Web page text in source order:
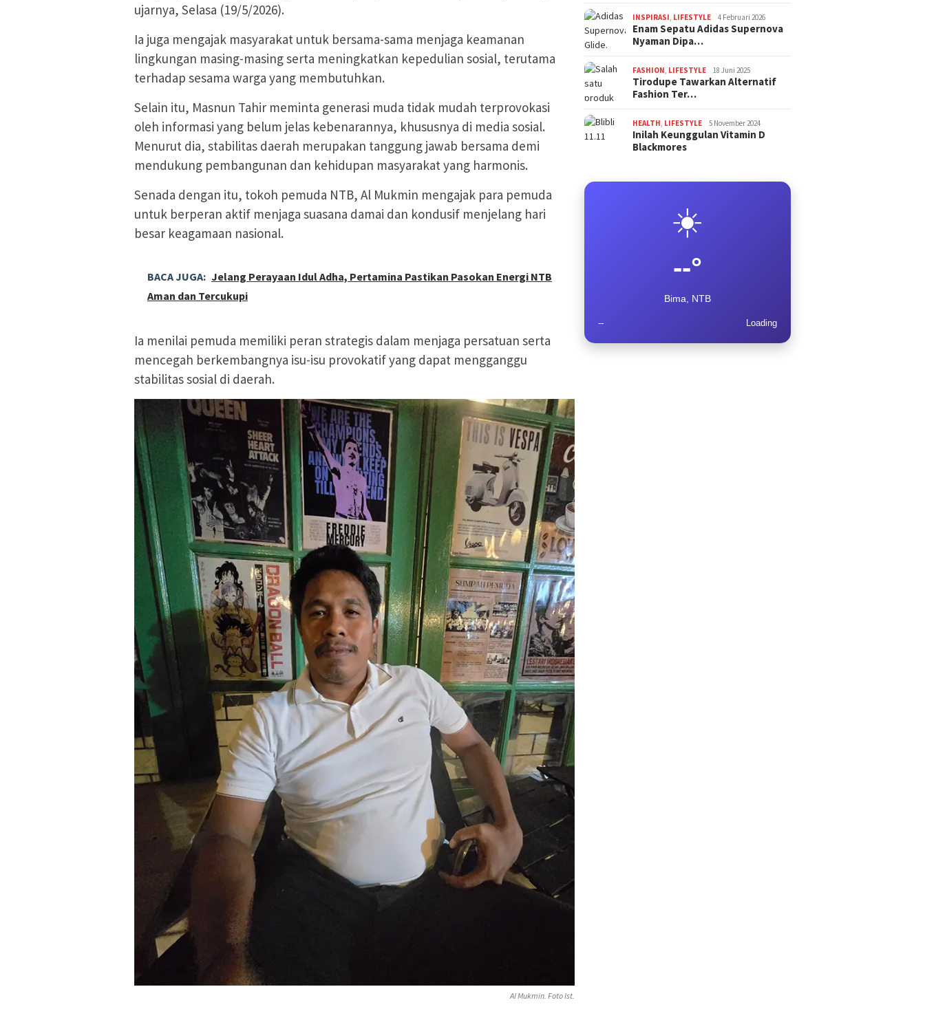
ujarnya, Selasa (19/5/2026).
Ia juga mengajak masyarakat untuk bersama-sama menjaga keamanan
lingkungan masing-masing serta meningkatkan kepedulian sosial, terutama
terhadap sesama warga yang membutuhkan.
Selain itu, Masnun Tahir meminta generasi muda tidak mudah terprovokasi
oleh informasi yang belum jelas kebenarannya, khususnya di media sosial.
Menurut dia, stabilitas daerah merupakan tanggung jawab bersama demi
mendukung pembangunan dan kehidupan masyarakat yang harmonis.
Senada dengan itu, tokoh pemuda NTB, Al Mukmin mengajak para pemuda
untuk berperan aktif menjaga suasana damai dan kondusif menjelang hari
besar keagamaan nasional.
BACA JUGA: Jelang Perayaan Idul Adha, Pertamina Pastikan Pasokan Energi NTB
Aman dan Tercukupi
Ia menilai pemuda memiliki peran strategis dalam menjaga persatuan serta
mencegah berkembangnya isu-isu provokatif yang dapat mengganggu
stabilitas sosial di daerah.
Al Mukmin. Foto Ist.
INSPIRASI, LIFESTYLE 4 Februari 2026
Enam Sepatu Adidas Supernova
Nyaman Dipa…
FASHION, LIFESTYLE 18 Juni 2025
Tirodupe Tawarkan Alternatif
Fashion Ter…
HEALTH, LIFESTYLE 5 November 2024
Inilah Keunggulan Vitamin D
Blackmores
☀️
--°
Bima, NTB
-- Loading